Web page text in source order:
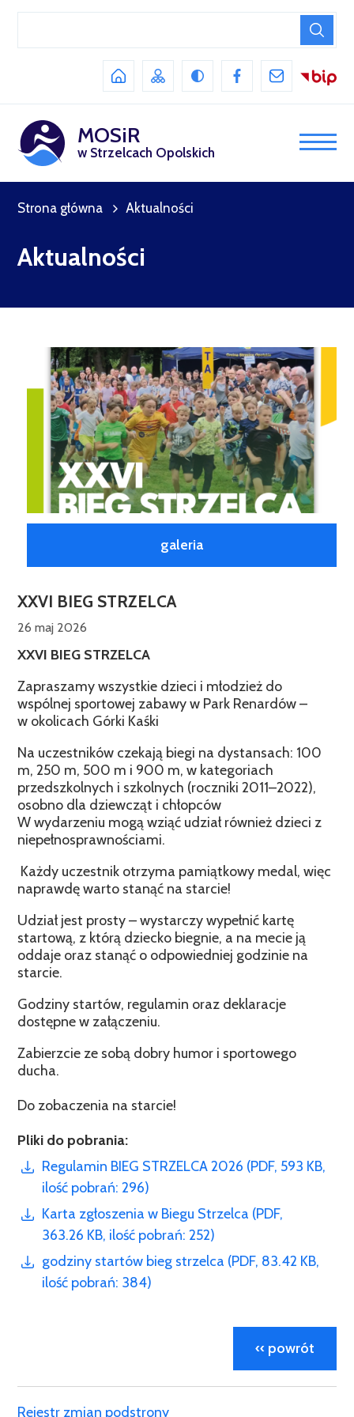
MOSiR
w Strzelcach Opolskich
Strona główna Aktualności
Aktualności
galeria
XXVI BIEG STRZELCA
26 maj 2026
XXVI BIEG STRZELCA
Zapraszamy wszystkie dzieci i młodzież do
wspólnej sportowej zabawy w Park Renardów –
w okolicach Górki Kaśki
Na uczestników czekają biegi na dystansach: 100
m, 250 m, 500 m i 900 m, w kategoriach
przedszkolnych i szkolnych (roczniki 2011–2022),
osobno dla dziewcząt i chłopców
W wydarzeniu mogą wziąć udział również dzieci z
niepełnosprawnościami.
Każdy uczestnik otrzyma pamiątkowy medal, więc
naprawdę warto stanąć na starcie!
Udział jest prosty – wystarczy wypełnić kartę
startową, z którą dziecko biegnie, a na mecie ją
oddaje oraz stanąć o odpowiedniej godzinie na
starcie.
Godziny startów, regulamin oraz deklaracje
dostępne w załączeniu.
Zabierzcie ze sobą dobry humor i sportowego
ducha.
Do zobaczenia na starcie!
Pliki do pobrania:
Regulamin BIEG STRZELCA 2026 (PDF, 593 KB,
ilość pobrań: 296)
Karta zgłoszenia w Biegu Strzelca (PDF,
363.26 KB, ilość pobrań: 252)
godziny startów bieg strzelca (PDF, 83.42 KB,
ilość pobrań: 384)
‹‹ powrót
Rejestr zmian podstrony